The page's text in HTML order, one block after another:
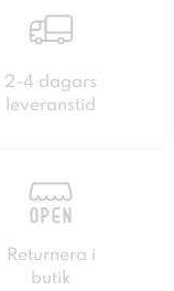
2-4 dagars
leveranstid
Returnera i
butik